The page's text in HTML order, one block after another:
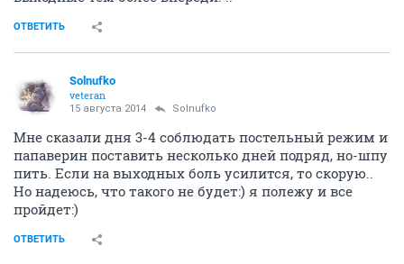
ОТВЕТИТЬ
Solnufko
veteran
15 августа 2014 Solnufko
Мне сказали дня 3-4 соблюдать постельный режим и
папаверин поставить несколько дней подряд, но-шпу
пить. Если на выходных боль усилится, то скорую..
Но надеюсь, что такого не будет:) я полежу и все
пройдет:)
ОТВЕТИТЬ